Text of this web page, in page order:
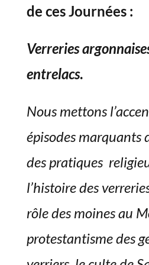
de ces Journées :
Verreries
entrelacs.
Nous mettons
épisodes marquants
des pratiques
l’histoire des
rôle des moines au
protestantisme des